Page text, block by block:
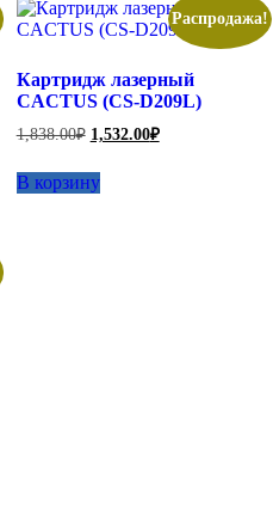
Распродажа!
Картридж лазерный
CACTUS (CS-D209L)
1,838.00₽ Первоначальная
1,838.00₽.
1,532.00₽Текущая
В корзину